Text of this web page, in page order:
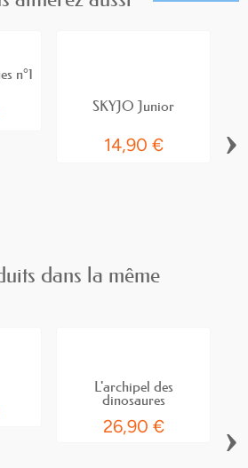
n°1
SKYJO Junior
14,90 € ›
dans la même
L'archipel des
dinosaures
26,90 € ›